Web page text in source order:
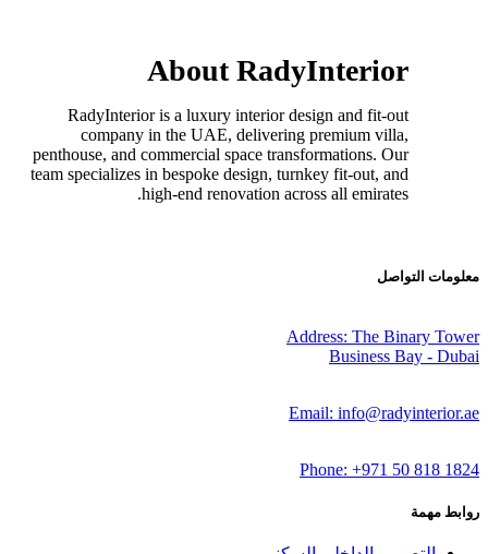
About
RadyInterior is a luxury interior design and
company in the UAE, delivering
penthouse, and commercial space
team specializes in bespoke design, turnkey fit-
high-end renovation across all
Address:
Email:
Phone: